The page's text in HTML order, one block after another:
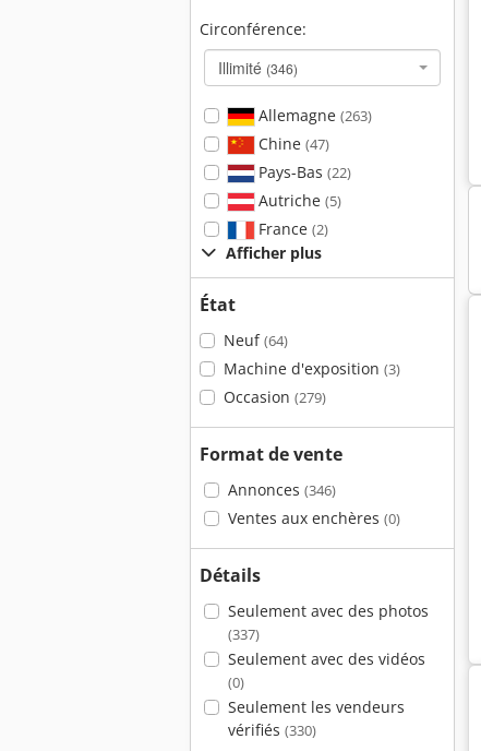
Circonférence:
Illimité (346)
Allemagne (263)
Chine (47)
Pays-Bas (22)
Autriche (5)
France (2)
Afficher plus
État
Neuf(64)
Machine d'exposition (3)
Occasion (279)
Format de vente
Annonces (346)
Ventes aux enchères (0)
Détails
Seulement avec des photos
(337)
Seulement avec des vidéos
(0)
Seulement les vendeurs
vérifiés (330)
Pliage Boîte Maillée